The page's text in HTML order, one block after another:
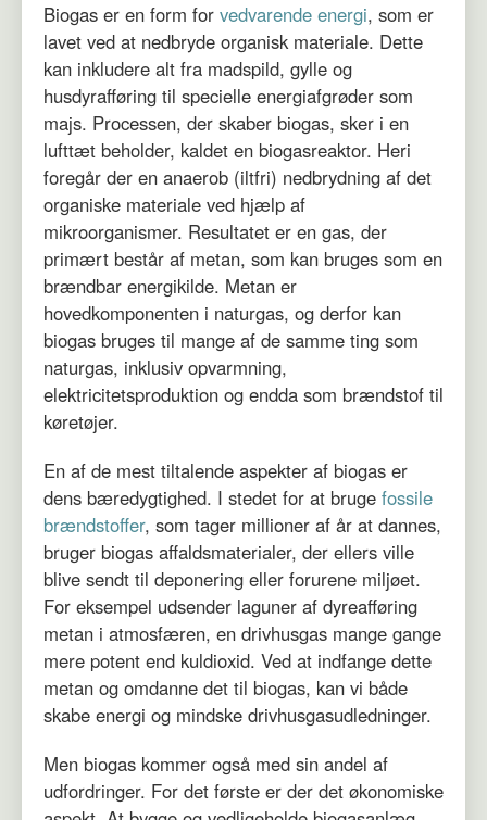
Biogas er en form for vedvarende energi, som er
lavet ved at nedbryde organisk materiale. Dette
kan inkludere alt fra madspild, gylle og
husdyrafføring til specielle energiafgrøder som
majs. Processen, der skaber biogas, sker i en
lufttæt beholder, kaldet en biogasreaktor. Heri
foregår der en anaerob (iltfri) nedbrydning af det
organiske materiale ved hjælp af
mikroorganismer. Resultatet er en gas, der
primært består af metan, som kan bruges som en
brændbar energikilde. Metan er
hovedkomponenten i naturgas, og derfor kan
biogas bruges til mange af de samme ting som
naturgas, inklusiv opvarmning,
elektricitetsproduktion og endda som brændstof til
køretøjer.
En af de mest tiltalende aspekter af biogas er
dens bæredygtighed. I stedet for at bruge fossile
brændstoffer, som tager millioner af år at dannes,
bruger biogas affaldsmaterialer, der ellers ville
blive sendt til deponering eller forurene miljøet.
For eksempel udsender laguner af dyreafføring
metan i atmosfæren, en drivhusgas mange gange
mere potent end kuldioxid. Ved at indfange dette
metan og omdanne det til biogas, kan vi både
skabe energi og mindske drivhusgasudledninger.
Men biogas kommer også med sin andel af
udfordringer. For det første er der det økonomiske